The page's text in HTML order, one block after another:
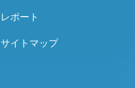
レポート
サイトマップ